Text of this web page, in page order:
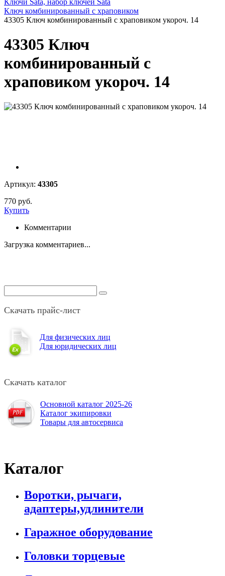
Ключи Sata, набор ключей Sata
Ключ комбинированный с храповиком
43305 Ключ комбинированный с храповиком укороч. 14
43305 Ключ
комбинированный с
храповиком укороч. 14
Артикул: 43305
770 руб.
Купить
Комментарии
Загрузка комментариев...
Скачать прайс-лист
Для физических лиц
Для юридических лиц
Скачать каталог
Основной каталог 2025-26
Каталог экипировки
Товары для автосервиса
Каталог
Воротки, рычаги,
адаптеры,удлинители
Гаражное оборудование
Головки торцевые